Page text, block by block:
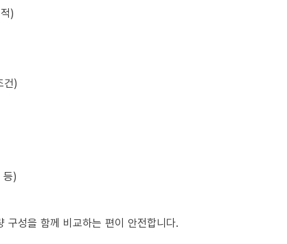
)
건)
)
구성을 함께 비교하는 편이 안전합니다.